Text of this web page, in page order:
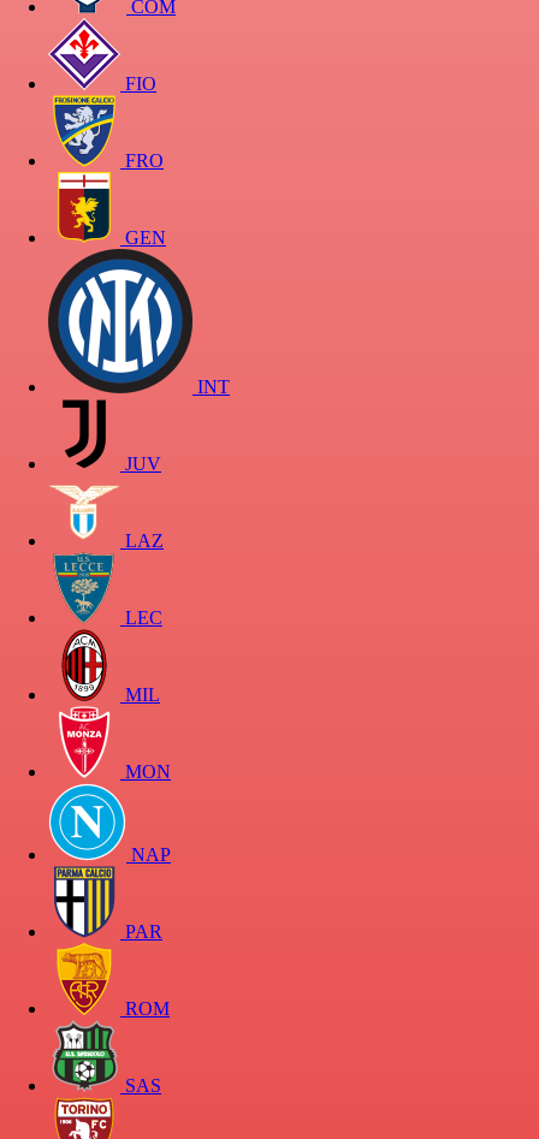
COM
FIO
FRO
GEN
INT
JUV
LAZ
LEC
MIL
MON
NAP
PAR
ROM
SAS